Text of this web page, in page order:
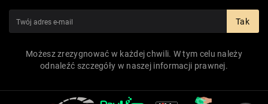
Tak
Możesz zrezygnować w każdej chwili. W tym celu należy
odnaleźć szczegóły w naszej informacji prawnej.